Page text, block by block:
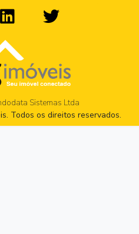
Sistemas Ltda
Todos os direitos reservados.